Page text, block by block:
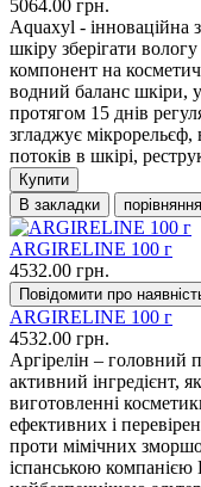
5064.00 грн.
Aquaxyl - інноваційна
шкіру зберігати
компонент на
водний баланс шкіри,
протягом 15 днів
згладжує
потоків в шкірі,
Купити
В закладки
порівняння
ARGIRELINE 100 г
4532.00 грн.
Повідомити про
ARGIRELINE 100 г
4532.00 грн.
Аргірелін – головний
активний інгредієнт,
виготовленні
ефективних і
проти мімічних
іспанською компанією